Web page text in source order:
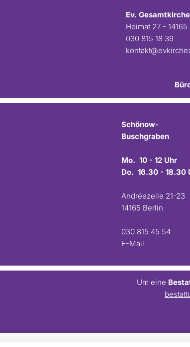
Ev.
Heimat 27 -
030 815 18 39
Schönow-
Buschgraben
Mo. 10 - 12 Uhr
Do. 16.30 - 18.30
Andréezeile 21-23
14165 Berlin
030 815 45 54
E-Mail
Um eine